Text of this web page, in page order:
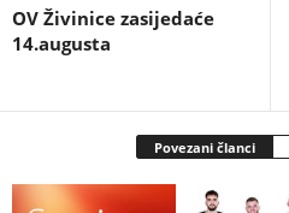
OV Živinice zasijedaće
14.augusta
Povezani članci